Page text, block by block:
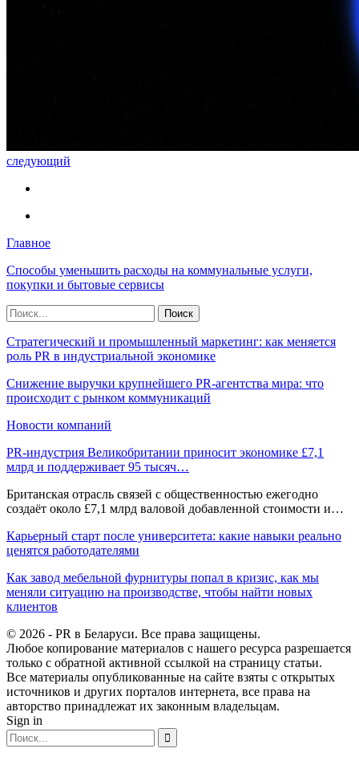
следующий
Главное
Способы уменьшить расходы на коммунальные услуги,
покупки и бытовые сервисы
Стратегический и промышленный маркетинг: как меняется
роль PR в индустриальной экономике
Снижение выручки крупнейшего PR-агентства мира: что
происходит с рынком коммуникаций
Новости компаний
PR-индустрия Великобритании приносит экономике £7,1
млрд и поддерживает 95 тысяч…
Британская отрасль связей с общественностью ежегодно
создаёт около £7,1 млрд валовой добавленной стоимости и…
Карьерный старт после университета: какие навыки реально
ценятся работодателями
Как завод мебельной фурнитуры попал в кризис, как мы
меняли ситуацию на производстве, чтобы найти новых
клиентов
© 2026 - PR в Беларуси. Все права защищены.
Любое копирование материалов с нашего ресурса разрешается
только с обратной активной ссылкой на страницу статьи.
Все материалы опубликованные на сайте взяты с открытых
источников и других порталов интернета, все права на
авторство принадлежат их законным владельцам.
Sign in